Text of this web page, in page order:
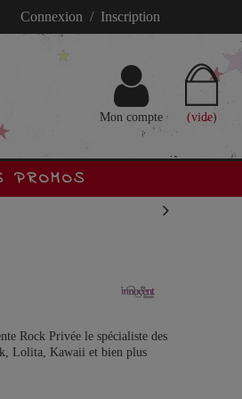
Connexion / Inscription
(vide)
Mon compte
PROMOS
Rock Privée le spécialiste des
Lolita, Kawaii et bien plus